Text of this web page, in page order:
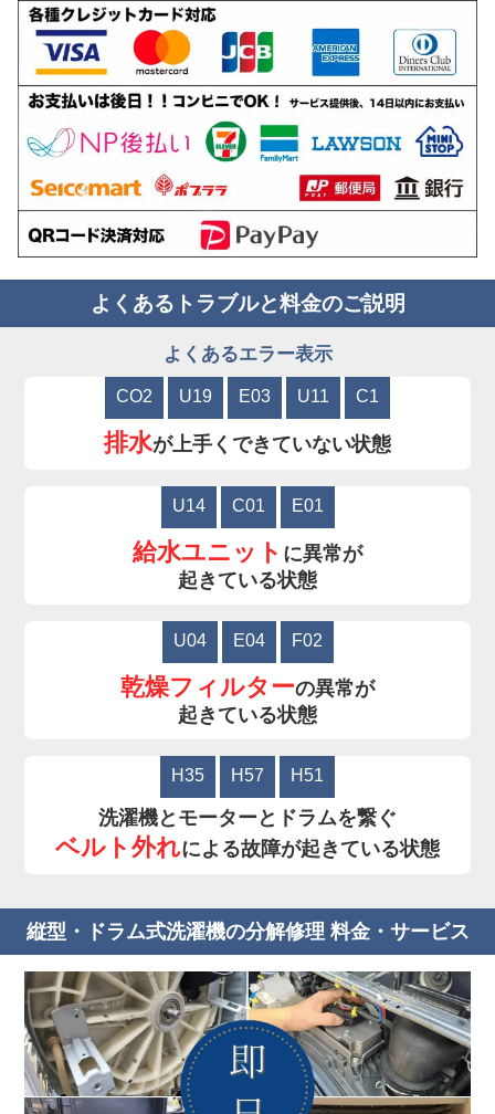
よくあるトラブルと料金のご説明
よくあるエラー表示
CO2 U19 E03 U11 C1
排水が上手くできていない状態
U14 C01 E01
給水ユニット に異常が
起きている状態
U04 E04 F02
乾燥フィルターの異常が
起きている状態
H35 H57 H51
洗濯機とモーターとドラムを繋ぐ
ベルト外れによる故障が起きている状態
縦型・ドラム式洗濯機の分解修理 料金・サービス